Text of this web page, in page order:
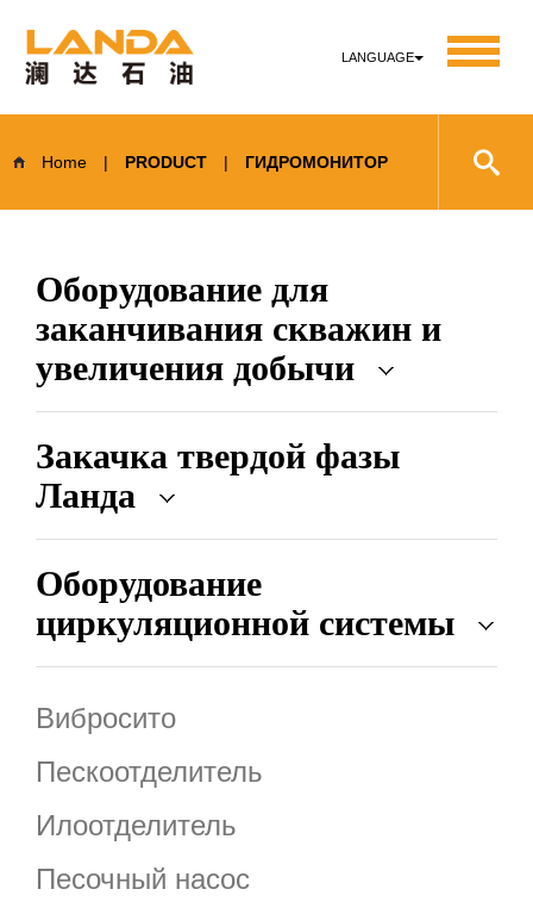
LANGUAGE
Home | PRODUCT | ГИДРОМОНИТОР
Оборудование для
заканчивания скважин и
увеличения добычи
Закачка твердой фазы
Ланда
Оборудование
циркуляционной системы
Вибросито
Пескоотделитель
Илоотделитель
Песочный насос